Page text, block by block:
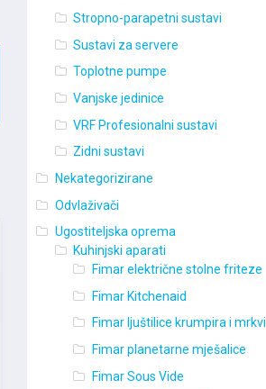
Stropno-parapetni sustavi
Sustavi za servere
Toplotne pumpe
Vanjske jedinice
VRF Profesionalni sustavi
Zidni sustavi
Nekategorizirane
Odvlaživači
Ugostiteljska oprema
Kuhinjski aparati
Fimar električne stolne friteze
Fimar Kitchenaid
Fimar ljuštilice krumpira i mrkvi
Fimar planetarne mješalice
Fimar Sous Vide